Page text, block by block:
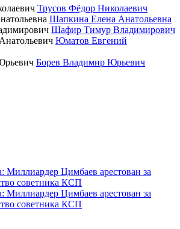
Трусов Фёдор Николаевич
Шапкина Елена Анатольевна
Шафир Тимур Владимирович
Юматов Евгений
Борев Владимир Юрьевич